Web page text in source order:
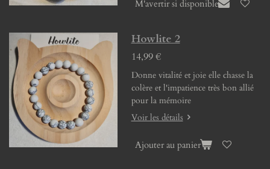
M'avertir si disponible
Howlite 2
14,99 €
Donne vitalité et joie elle chasse la
colère et l'impatience très bon allié
pour la mémoire
Voir les détails
Ajouter au panier